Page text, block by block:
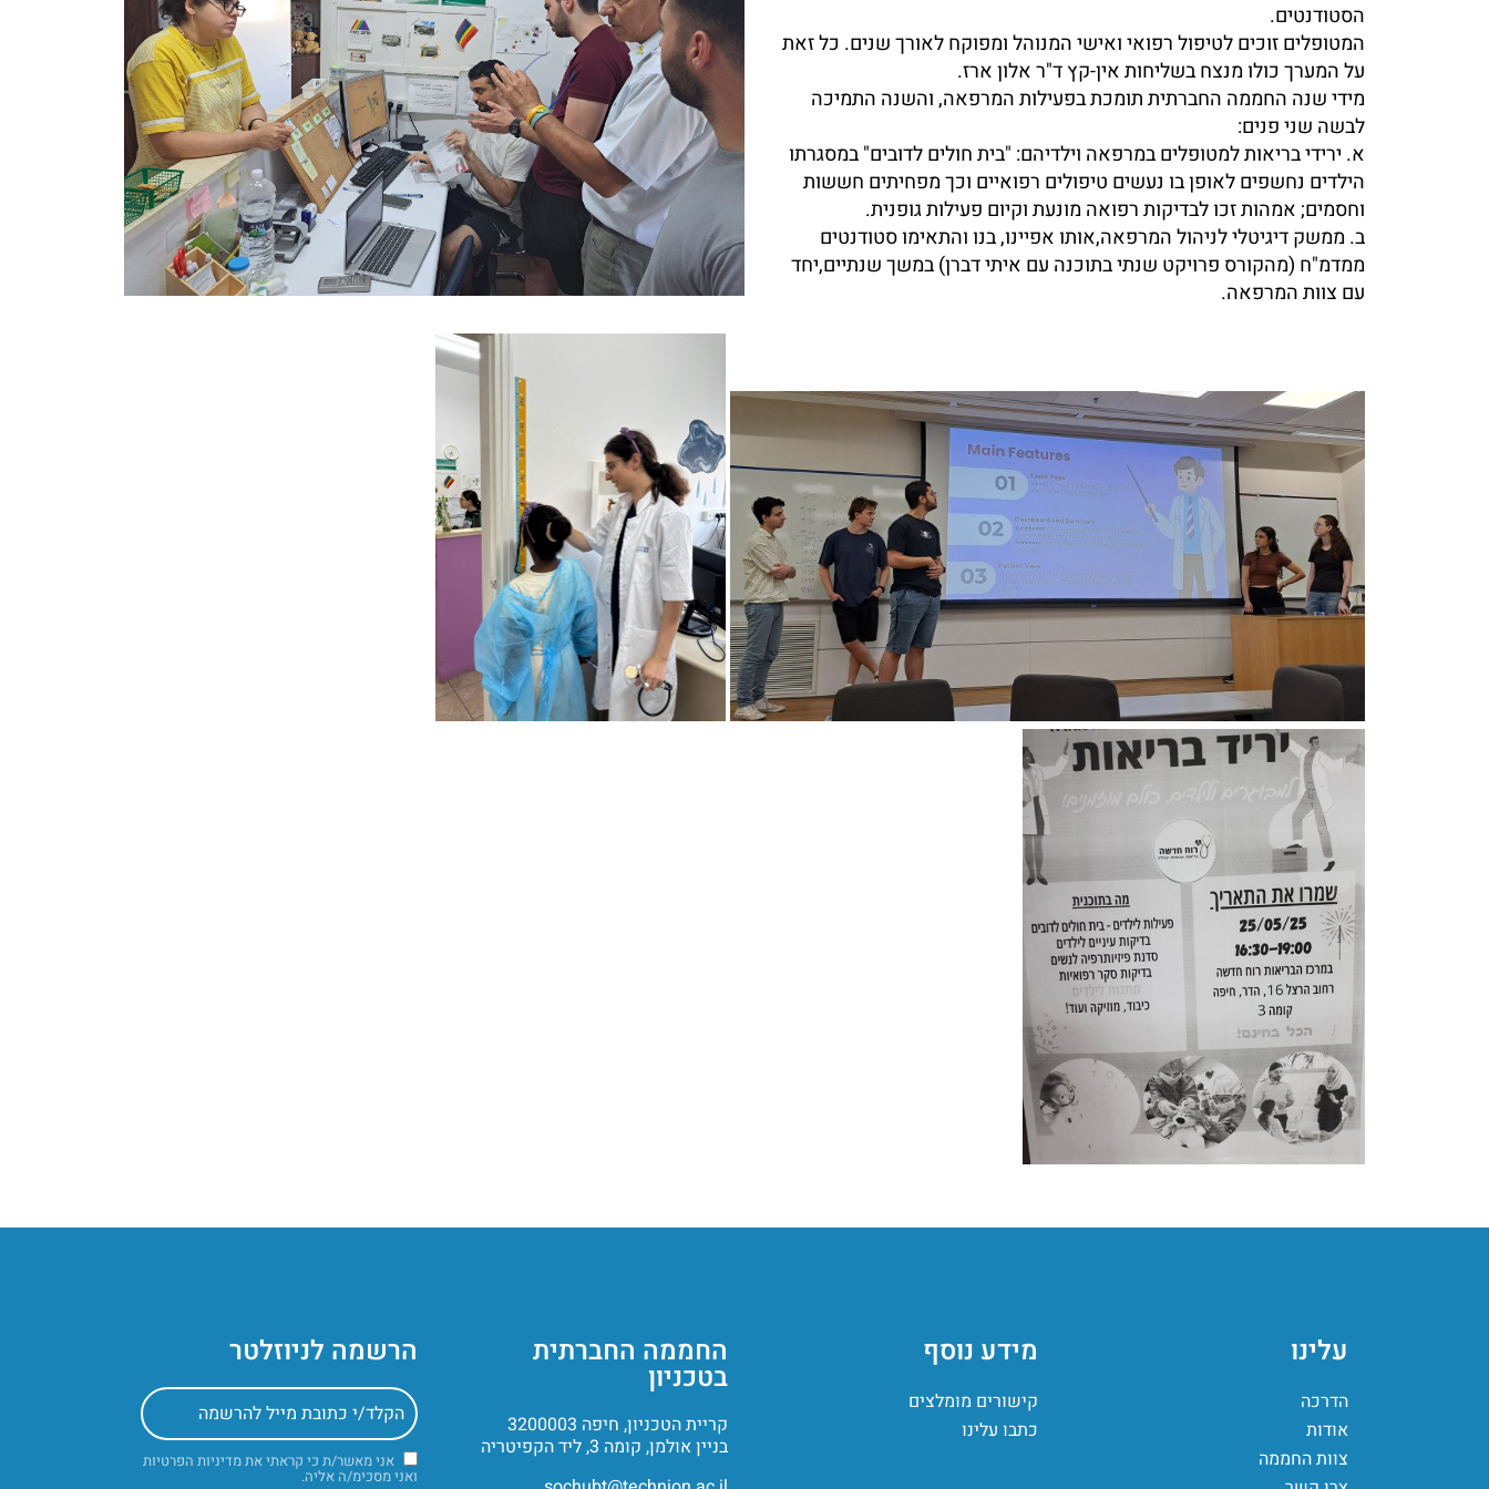
הסטודנטים.
המטופלים זוכים לטיפול רפואי ואישי המנוהל ומפוקח לאורך שנים. כל זאת
על המערך כולו מנצח בשליחות אין-קץ ד"ר אלון ארז.
מידי שנה החממה החברתית תומכת בפעילות המרפאה, והשנה התמיכה
לבשה שני פנים:
א. ירידי בריאות למטופלים במרפאה וילדיהם: "בית חולים לדובים" במסגרתו
הילדים נחשפים לאופן בו נעשים טיפולים רפואיים וכך מפחיתים חששות
וחסמים; אמהות זכו לבדיקות רפואה מונעת וקיום פעילות גופנית.
ב. ממשק דיגיטלי לניהול המרפאה,אותו אפיינו, בנו והתאימו סטודנטים
ממדמ"ח (מהקורס פרויקט שנתי בתוכנה עם איתי דברן) במשך שנתיים,יחד
עם צוות המרפאה.
עלינו
הדרכה
אודות
צוות החממה
מידע נוסף
קישורים מומלצים
כתבו עלינו
החממה החברתית
בטכניון
קריית הטכניון, חיפה 3200003
בניין אולמן, קומה 3, ליד הקפיטריה
הרשמה לניוזלטר
אני מאשר/ת כי קראתי אתמדיניות הפרטיות
ואני מסכימ/ה אליה.